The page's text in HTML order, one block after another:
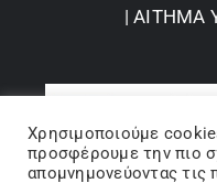
| ΑΙΤΗΜΑ
Χρησιμοποιούμε
προσφέρουμε την πιο
απομνημονεύοντας τις